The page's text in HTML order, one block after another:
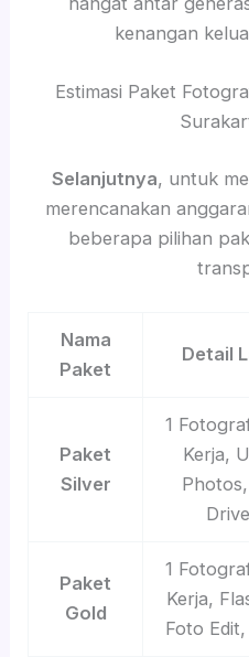
kenangan
Estimasi Paket
Selanjutnya, untuk
merencanakan
beberapa pilihan
Nama
Paket
Detail
Paket
Silver
1
Kerja,
Paket
Gold
1
Kerja,
Foto